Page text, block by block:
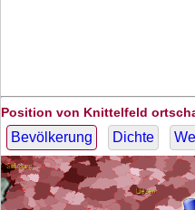
Position von Knittelfeld
Bevölkerung Dichte